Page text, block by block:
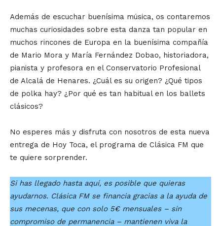
Además de escuchar buenísima música, os contaremos
muchas curiosidades sobre esta danza tan popular en
muchos rincones de Europa en la buenísima compañía
de Mario Mora y María Fernández Dobao, historiadora,
pianista y profesora en el Conservatorio Profesional
de Alcalá de Henares. ¿Cuál es su origen? ¿Qué tipos
de polka hay? ¿Por qué es tan habitual en los ballets
clásicos?
No esperes más y disfruta con nosotros de esta nueva
entrega de Hoy Toca, el programa de Clásica FM que
te quiere sorprender.
Si has llegado hasta aquí, es posible que quieras
ayudarnos. Clásica FM se financia gracias a la ayuda de
sus mecenas, que con solo 5€ mensuales – sin
compromiso de permanencia – mantienen viva la